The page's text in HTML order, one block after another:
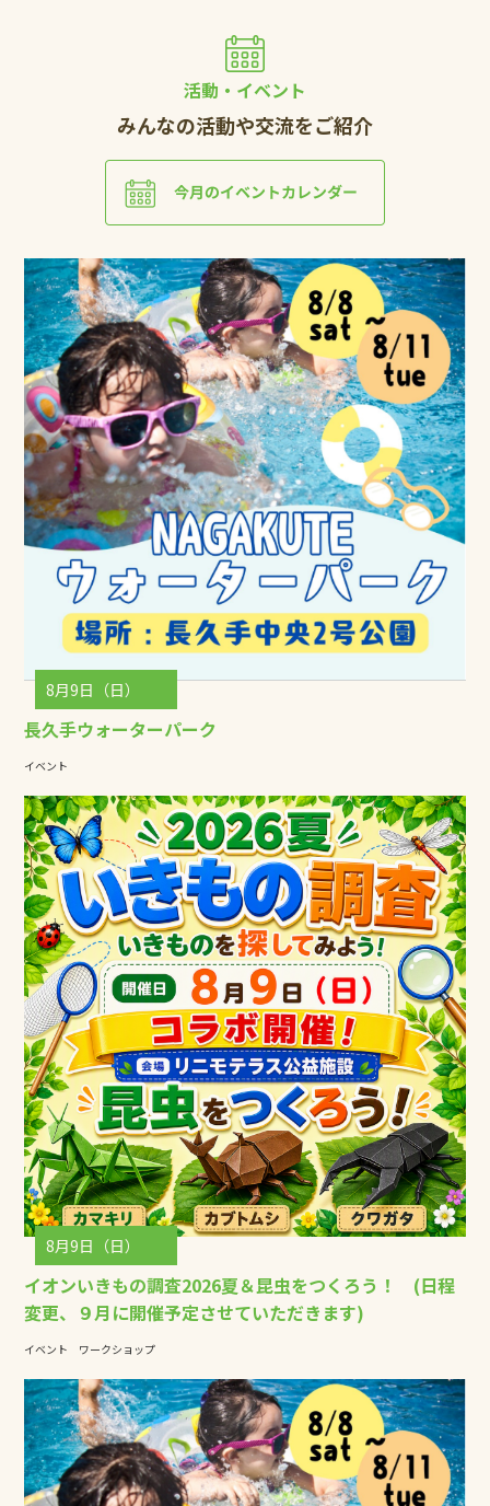
活動・イベント
みんなの活動や交流をご紹介
8月9日（日）
長久手ウォーターパーク
イベント
8月9日（日）
イオンいきもの調査2026夏＆昆虫をつくろう！ (日程
変更、９月に開催予定させていただきます)
イベント ワークショップ